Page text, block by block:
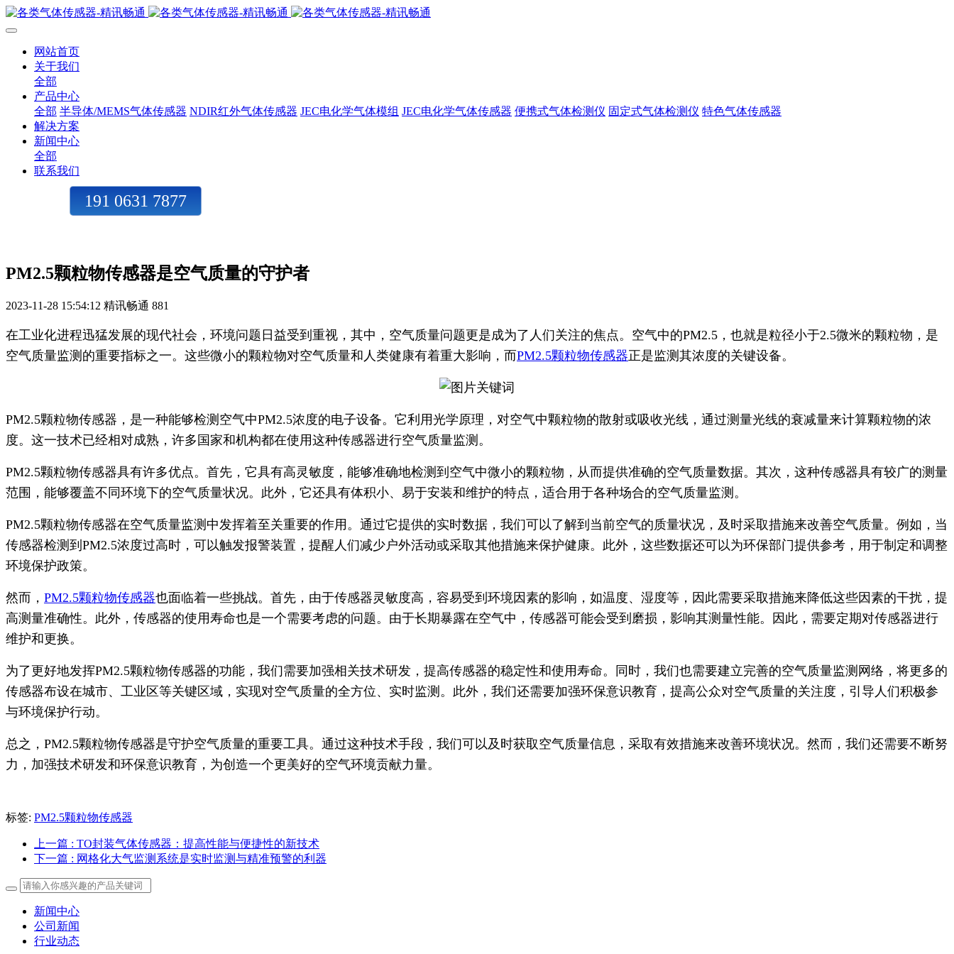
网站首页
关于我们
全部
产品中心
全部 半导体/MEMS气体传感器 NDIR红外气体传感器 JEC电化学气体模组 JEC电化学气体传感器 便携式气体检测仪 固定式气体检测仪 特色气体传感器
解决方案
新闻中心
全部
联系我们
191 0631 7877
PM2.5颗粒物传感器是空气质量的守护者
2023-11-28 15:54:12 精讯畅通 881
在工业化进程迅猛发展的现代社会，环境问题日益受到重视，其中，空气质量问题更是成为了人们关注的焦点。空气中的PM2.5，也就是粒径小于2.5微米的颗粒物，是
空气质量监测的重要指标之一。这些微小的颗粒物对空气质量和人类健康有着重大影响，而PM2.5颗粒物传感器正是监测其浓度的关键设备。
PM2.5颗粒物传感器，是一种能够检测空气中PM2.5浓度的电子设备。它利用光学原理，对空气中颗粒物的散射或吸收光线，通过测量光线的衰减量来计算颗粒物的浓
度。这一技术已经相对成熟，许多国家和机构都在使用这种传感器进行空气质量监测。
PM2.5颗粒物传感器具有许多优点。首先，它具有高灵敏度，能够准确地检测到空气中微小的颗粒物，从而提供准确的空气质量数据。其次，这种传感器具有较广的测量
范围，能够覆盖不同环境下的空气质量状况。此外，它还具有体积小、易于安装和维护的特点，适合用于各种场合的空气质量监测。
PM2.5颗粒物传感器在空气质量监测中发挥着至关重要的作用。通过它提供的实时数据，我们可以了解到当前空气的质量状况，及时采取措施来改善空气质量。例如，当
传感器检测到PM2.5浓度过高时，可以触发报警装置，提醒人们减少户外活动或采取其他措施来保护健康。此外，这些数据还可以为环保部门提供参考，用于制定和调整
环境保护政策。
然而， PM2.5颗粒物传感器也面临着一些挑战。首先，由于传感器灵敏度高，容易受到环境因素的影响，如温度、湿度等，因此需要采取措施来降低这些因素的干扰，提
高测量准确性。此外，传感器的使用寿命也是一个需要考虑的问题。由于长期暴露在空气中，传感器可能会受到磨损，影响其测量性能。因此，需要定期对传感器进行
维护和更换。
为了更好地发挥PM2.5颗粒物传感器的功能，我们需要加强相关技术研发，提高传感器的稳定性和使用寿命。同时，我们也需要建立完善的空气质量监测网络，将更多的
传感器布设在城市、工业区等关键区域，实现对空气质量的全方位、实时监测。此外，我们还需要加强环保意识教育，提高公众对空气质量的关注度，引导人们积极参
与环境保护行动。
总之，PM2.5颗粒物传感器是守护空气质量的重要工具。通过这种技术手段，我们可以及时获取空气质量信息，采取有效措施来改善环境状况。然而，我们还需要不断努
力，加强技术研发和环保意识教育，为创造一个更美好的空气环境贡献力量。
标签: PM2.5颗粒物传感器
上一篇 : TO封装气体传感器：提高性能与便捷性的新技术
下一篇 : 网格化大气监测系统是实时监测与精准预警的利器
新闻中心
公司新闻
行业动态